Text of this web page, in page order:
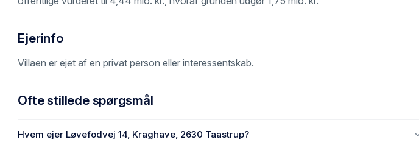
Ejerinfo
Villaen er ejet af en privat person eller interessentskab.
Ofte stillede spørgsmål
Hvem ejer Løvefodvej 14, Kraghave, 2630 Taastrup?